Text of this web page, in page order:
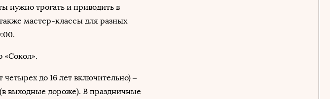
нужно трогать и приводить в
мастер-классы для разных
«Сокол».
четырех до 16 лет включительно) –
выходные дороже). В праздничные